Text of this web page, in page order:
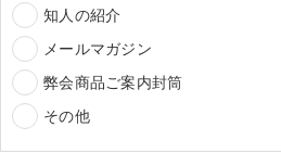
知人の紹介
メールマガジン
弊会商品ご案内封筒
その他